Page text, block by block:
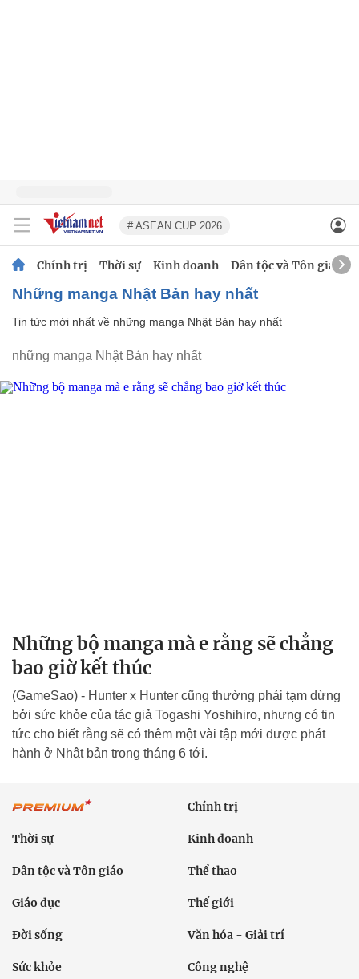
# ASEAN CUP 2026
Chính trị Thời sự Kinh doanh Dân tộc và Tôn giáo
những manga Nhật Bản hay nhất
Tin tức mới nhất về những manga Nhật Bản hay nhất
những manga Nhật Bản hay nhất
Những bộ manga mà e rằng sẽ chẳng
bao giờ kết thúc
(GameSao) - Hunter x Hunter cũng thường phải tạm dừng
bởi sức khỏe của tác giả Togashi Yoshihiro, nhưng có tin
tức cho biết rằng sẽ có thêm một vài tập mới được phát
hành ở Nhật bản trong tháng 6 tới.
Chính trị
Thời sự Kinh doanh
Dân tộc và Tôn giáo Thể thao
Giáo dục Thế giới
Đời sống Văn hóa - Giải trí
Sức khỏe Công nghệ